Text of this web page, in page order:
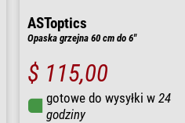
ASToptics
Opaska grzejna 60 cm do 6"
$ 115,00
gotowe do wysyłki w 24
godziny